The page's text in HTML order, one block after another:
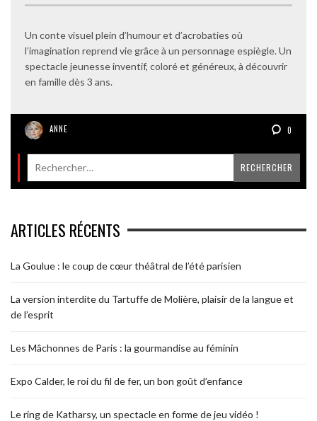
Un conte visuel plein d’humour et d’acrobaties où
l’imagination reprend vie grâce à un personnage espiègle. Un
spectacle jeunesse inventif, coloré et généreux, à découvrir
en famille dès 3 ans.
ANNE 0
ARTICLES RÉCENTS
La Goulue : le coup de cœur théâtral de l’été parisien
La version interdite du Tartuffe de Molière, plaisir de la langue et
de l’esprit
Les Mâchonnes de Paris : la gourmandise au féminin
Expo Calder, le roi du fil de fer, un bon goût d’enfance
Le ring de Katharsy, un spectacle en forme de jeu vidéo !